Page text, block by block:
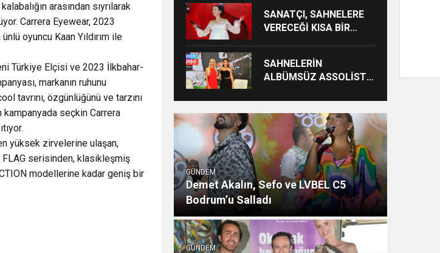
arasından sıyrılarak
Carrera Eyewear, 2023
oyuncu Kaan Yıldırım ile
Türkiye Elçisi ve 2023 İlkbahar-
markanın ruhunu
tavrını, özgünlüğünü ve tarzını
kampanyada seçkin Carrera
en yüksek zirvelerine ulaşan,
FLAG serisinden, klasikleşmiş
modellerine kadar geniş bir
SANATÇI, SAHNELERE
VERECEĞİ KISA BİR
HARBİYE’DE OLACAK!
SAHNELERİN
ALBÜMSÜZ ASSOLİSTİ
NR1 MAGAZİN’DE: “SON
ASSOLİST OLARAK VAR
OLACAĞIM!”
GÜNDEM
Demet Akalın, Sefo ve LVBEL C5
Bodrum’u Salladı
GÜNDEM